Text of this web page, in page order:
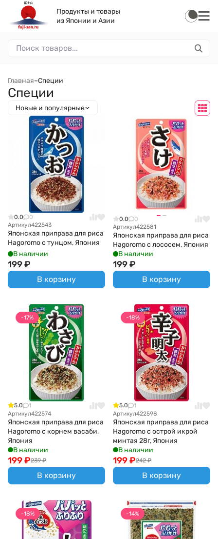
Продукты и товары
из Японии и Азии
Главная–Специи
Специи
Новые и популярные
0.0
0
Артикул422543
Японская приправа для риса
Hagoromo с тунцом, Япония
В наличии
199₽
В корзину
0.0
0
Артикул422581
Японская приправа для риса
Hagoromo с лососем, Япония
В наличии
199₽
В корзину
-17%
5.0
1
Артикул422574
Японская приправа для риса
Hagoromo с корнем васаби,
Япония
В наличии
239 ₽
199₽
В корзину
-18%
5.0
1
Артикул422598
Японская приправа для риса
Hagoromo с острой икрой
минтая 28г, Япония
В наличии
242 ₽
199₽
В корзину
-18% -14%